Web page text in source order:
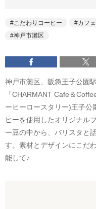
こだわりコーヒー カフェ
神戸市灘区
神戸市灘区、阪急王子公園
「CHARMANT Cafe＆
ーヒーロースタリー)王子公
ヒーを使用したオリジナル
ー豆の中から、バリスタと
す。素材とデザインにこだ
能して♪